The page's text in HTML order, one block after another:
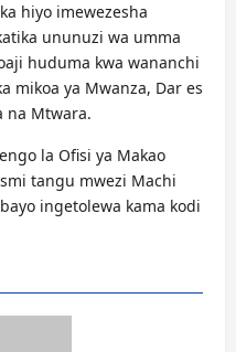
hiyo imewezesha
ununuzi wa umma
huduma kwa wananchi
mikoa ya Mwanza, Dar es
na Mtwara.
la Ofisi ya Makao
tangu mwezi Machi
ingetolewa kama kodi